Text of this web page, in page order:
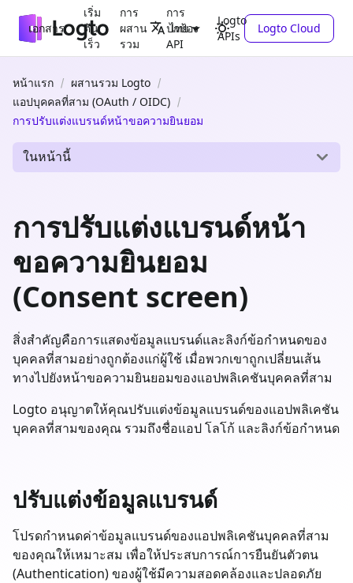
เอกสาร
เริ่ม
ต้น
เร็ว
การ
ผสาน
รวม
การ
ปกป้อง
API
Logto
APIs
ไทย Logto Cloud
หน้าแรก
ผสานรวม Logto
แอปบุคคลที่สาม (OAuth / OIDC)
การปรับแต่งแบรนด์หน้าขอความยินยอม
ในหน้านี้
การปรับแต่งแบรนด์หน้า
ขอความยินยอม
(Consent screen)
สิ่งสำคัญคือการแสดงข้อมูลแบรนด์และลิงก์ข้อกำหนดของ
บุคคลที่สามอย่างถูกต้องแก่ผู้ใช้ เมื่อพวกเขาถูกเปลี่ยนเส้น
ทางไปยังหน้าขอความยินยอมของแอปพลิเคชันบุคคลที่สาม
Logto อนุญาตให้คุณปรับแต่งข้อมูลแบรนด์ของแอปพลิเคชัน
บุคคลที่สามของคุณ รวมถึงชื่อแอป โลโก้ และลิงก์ข้อกำหนด
ปรับแต่งข้อมูลแบรนด์
โปรดกำหนดค่าข้อมูลแบรนด์ของแอปพลิเคชันบุคคลที่สาม
ของคุณให้เหมาะสม เพื่อให้ประสบการณ์การยืนยันตัวตน
(Authentication) ของผู้ใช้มีความสอดคล้องและปลอดภัย